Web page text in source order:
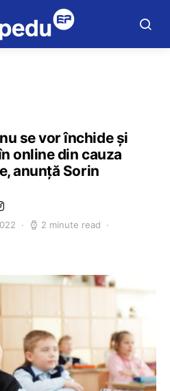
se vor închide și
online din cauza
anunță Sorin
2 minute read